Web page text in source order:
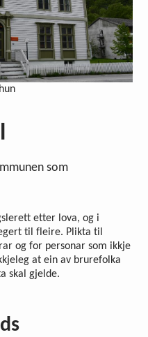
som
etter lova, og i
til fleire. Plikta til
og for personar som ikkje
at ein av brurefolka
skal gjelde.